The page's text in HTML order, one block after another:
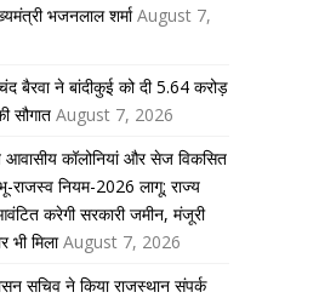
भजनलाल शर्मा August 7,
बैरवा ने बांदीकुई को दी 5.64 करोड़
सौगात August 7, 2026
आवासीय कॉलोनियां और सेज विकसित
राजस्व नियम-2026 लागू; राज्य
करेगी सरकारी जमीन, मंजूरी
मिला August 7, 2026
सचिव ने किया राजस्थान संपर्क